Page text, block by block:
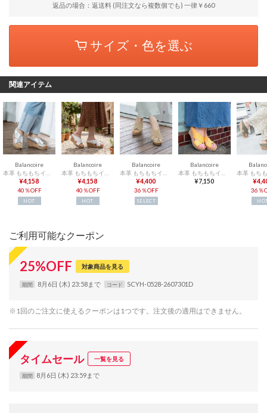
返品の場合：返送料 (同注文なら複数個でも) 一律￥660
サイズ・色を選ぶ
関連アイテム
Balancoire
¥4,158
40％OFF
HOT
Balancoire
¥4,158
40％OFF
HOT
Balancoire
¥4,400
36％OFF
SELECT
Balancoire
¥7,150
36％
ご利用可能なクーポン
25%OFF 対象商品を見る
期間 8月6日 (木) 23:58まで コード SCYH-0528-2607301D
※1回のご注文に使えるクーポンは1つです。注文後の適用はできません。
タイムセール 一覧を見る
期間 8月6日 (木) 23:59まで